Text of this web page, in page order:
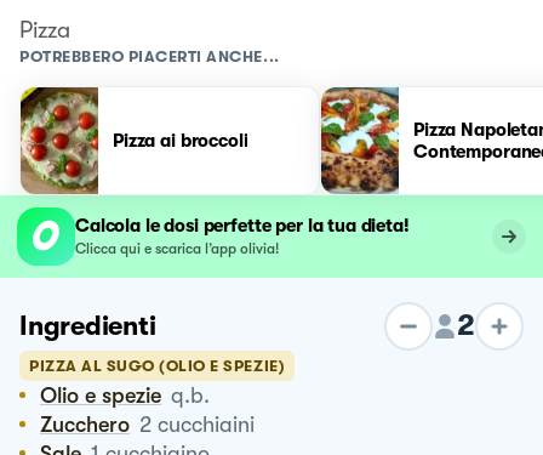
Pizza
POTREBBERO PIACERTI ANCHE...
Pizza ai broccoli
Pizza
Calcola le dosi perfette per la tua dieta!
Clicca qui e scarica l’app olivia!
Ingredienti 2
PIZZA AL SUGO (OLIO E SPEZIE)
Olio e spezie q.b.
Zucchero 2 cucchiaini